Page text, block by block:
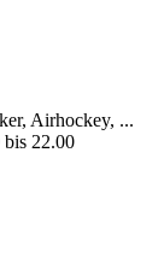
Airhockey, ...
22.00